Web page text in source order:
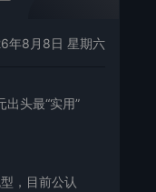
年8月8日 星期六
头最“实用”
，目前公认